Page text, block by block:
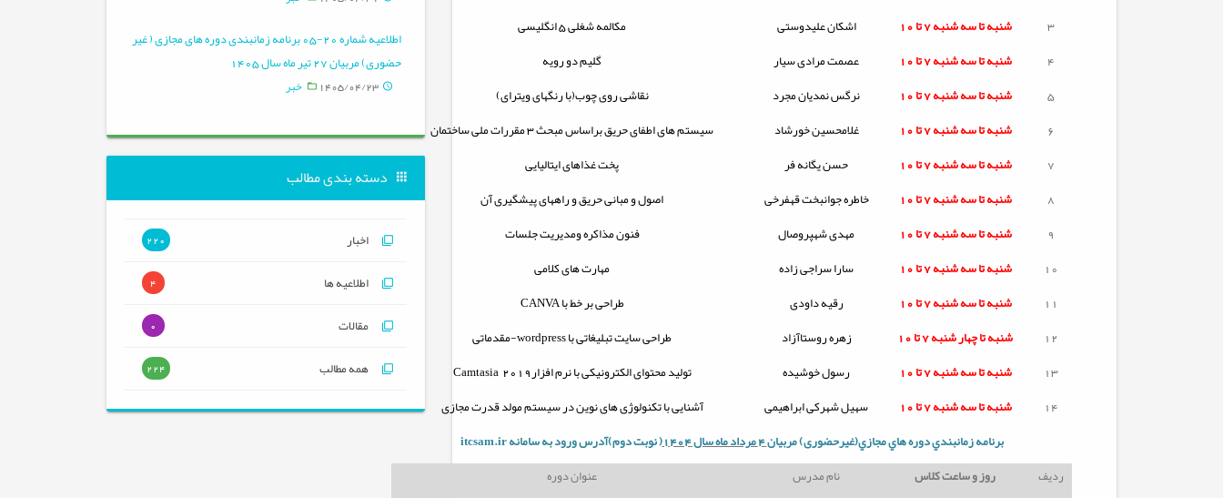
3
شنبه تاسه شنبه7 تا 10 اشکان علیدوستی
مکالمه شغلی 5 انگلیسی
4
شنبه تاسه شنبه7 تا 10 عصمت مرادی سیار
گلیم دو رویه
5
شنبه تاسه شنبه7 تا 10 نرگس نمدیان مجرد
نقاشی روی چوب(با رنگهای ویترای)
6
شنبه تاسه شنبه7 تا 10 غلامحسین خورشاد
سیستم های اطفای حریق براساس مبحث 3 مقررات ملی ساختمان
7
شنبه تاسه شنبه7 تا 10 حسن یگانه فر
پخت غذاهای ایتالیایی
8
شنبه تاسه شنبه7 تا 10 خاطره جوانبخت قهفرخی
اصول و مبانی حریق و راههای پیشگیری آن
9
شنبه تاسه شنبه7 تا 10 مهدی شهپروصال
فنون مذاكره ومديريت جلسات
10
شنبه تاسه شنبه7 تا 10 سارا سراجی زاده
مهارت های کلامی
11
شنبه تاسه شنبه7 تا 10 رقیه داودی طراحی بر خط باCANVA
12
شنبه تاچهار شنبه7 تا 10 زهره روستاآزاد طراحی سایت تبلیغاتی باwordpress-مقدماتی
13
شنبه تاسه شنبه7 تا 10 رسول خوشیده تولید محتوای الکترونیکی با نرم افزار2019
Camtasia
14
شنبه تاسه شنبه7 تا 10 سهیل شهرکی ابراهیمی
آشنایی با تکنولوژی های نوین در سیستم مولد قدرت مجازی
برنامه زمانبندي دوره هاي مجازي(غیرحضوری) مربيان4 مرداد ماه سال 1404 ( نوبت دوم)آدرس ورود به سامانهitcsam.ir
ردیف
روز و ساعت کلاس نام مدرس
عنوان دوره
اطلاعیه شماره 20-05 برنامه زمانبندی دوره های مجازی ( غیر
حضوری) مربیان 27 تیر ماه سال 1405
1405/04/23 خبر
دسته بندی مطالب
اخبار 220
اطلاعیه ها 4
مقالات 0
همه مطالب 224